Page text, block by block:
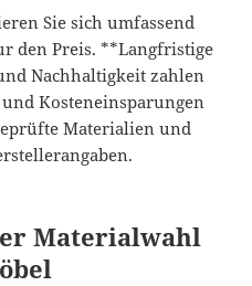
Sie sich umfassend
den Preis. **Langfristige
Nachhaltigkeit zahlen
Kosteneinsparungen
Materialien und
Materialwahl